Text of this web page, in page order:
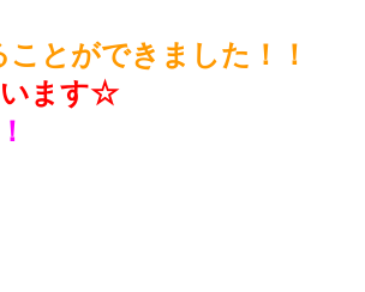
とができました！！
います☆